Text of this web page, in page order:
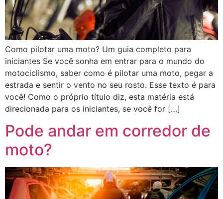
Como pilotar uma moto? Um guia completo para
iniciantes Se você sonha em entrar para o mundo do
motociclismo, saber como é pilotar uma moto, pegar a
estrada e sentir o vento no seu rosto. Esse texto é para
você! Como o próprio título diz, esta matéria está
direcionada para os iniciantes, se você for […]
Pode andar em corredor de
moto?